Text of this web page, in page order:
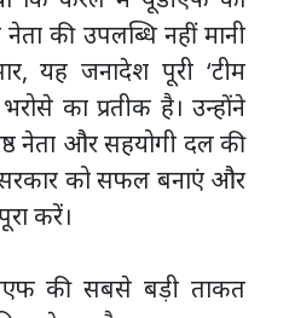
की उपलब्धि नहीं मानी
यह जनादेश पूरी ‘टीम
का प्रतीक है। उन्होंने
नेता और सहयोगी दल की
सरकार को सफल बनाएं और
करें।
की सबसे बड़ी ताकत